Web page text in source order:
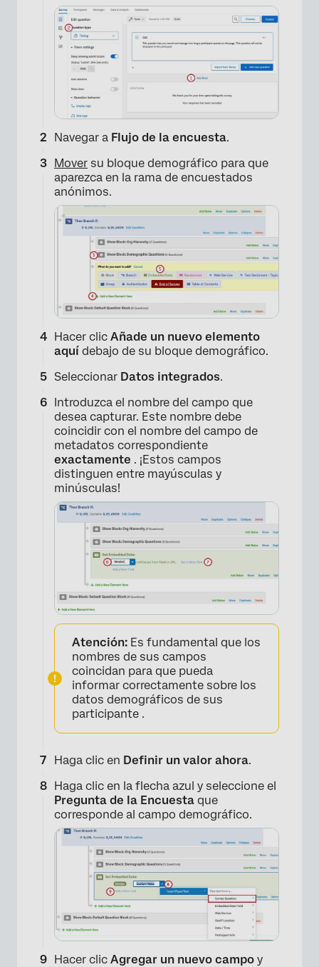
×
Navegar a Flujo de la encuesta.
Mover su bloque demográfico para que
aparezca en la rama de encuestados
anónimos.
×
Hacer clic Añade un nuevo elemento
aquí debajo de su bloque demográfico.
Seleccionar Datos integrados.
Introduzca el nombre del campo que
desea capturar. Este nombre debe
coincidir con el nombre del campo de
metadatos correspondiente
exactamente . ¡Estos campos
distinguen entre mayúsculas y
minúsculas!
Atención: Es fundamental que los
nombres de sus campos
coincidan para que pueda
informar correctamente sobre los
datos demográficos de sus
participante .
Haga clic en Definir un valor ahora.
Haga clic en la flecha azul y seleccione el
Pregunta de la Encuesta que
corresponde al campo demográfico.
Hacer clic Agregar un nuevo campo y